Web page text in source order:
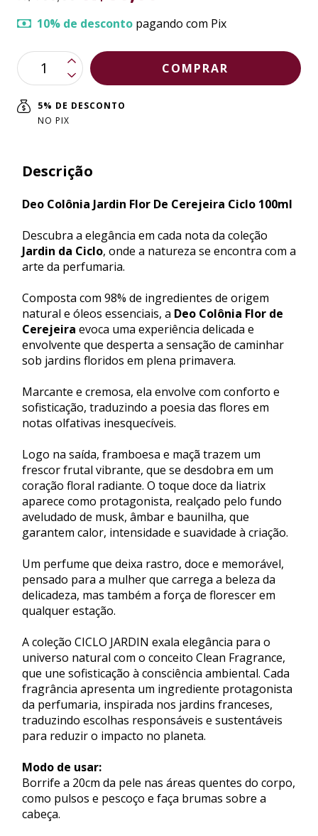
10% de desconto pagando com Pix
5% DE DESCONTO
NO PIX
Descrição
Deo Colônia Jardin Flor De Cerejeira Ciclo 100ml
Descubra a elegância em cada nota da coleção
Jardin da Ciclo, onde a natureza se encontra com a
arte da perfumaria.
Composta com 98% de ingredientes de origem
natural e óleos essenciais, a Deo Colônia Flor de
Cerejeira evoca uma experiência delicada e
envolvente que desperta a sensação de caminhar
sob jardins floridos em plena primavera.
Marcante e cremosa, ela envolve com conforto e
sofisticação, traduzindo a poesia das flores em
notas olfativas inesquecíveis.
Logo na saída, framboesa e maçã trazem um
frescor frutal vibrante, que se desdobra em um
coração floral radiante. O toque doce da liatrix
aparece como protagonista, realçado pelo fundo
aveludado de musk, âmbar e baunilha, que
garantem calor, intensidade e suavidade à criação.
Um perfume que deixa rastro, doce e memorável,
pensado para a mulher que carrega a beleza da
delicadeza, mas também a força de florescer em
qualquer estação.
A coleção CICLO JARDIN exala elegância para o
universo natural com o conceito Clean Fragrance,
que une sofisticação à consciência ambiental. Cada
fragrância apresenta um ingrediente protagonista
da perfumaria, inspirada nos jardins franceses,
traduzindo escolhas responsáveis e sustentáveis
para reduzir o impacto no planeta.
Modo de usar:
Borrife a 20cm da pele nas áreas quentes do corpo,
como pulsos e pescoço e faça brumas sobre a
cabeça.